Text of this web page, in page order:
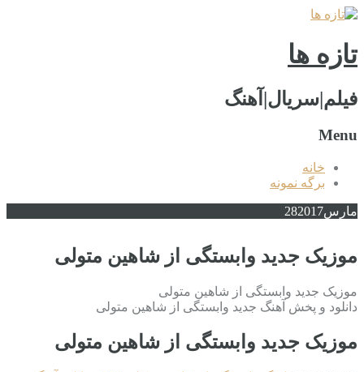
تازه ها
فیلم|سریال|آهنگ
Menu
خانه
برگه نمونه
مارس 282017
موزیک جدید وابستگی از شاهین متولی
موزیک جدید وابستگی از شاهین متولی
دانلود و پخش آهنگ جدید وابستگی از شاهین متولی
موزیک جدید وابستگی از شاهین متولی